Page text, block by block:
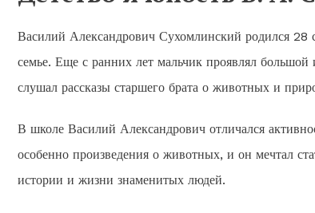
Василий Александрович Сухомлинский родился 28
семье. Еще с ранних лет мальчик проявлял
слушал рассказы старшего брата о животных и
В школе Василий Александрович отличался
особенно произведения о животных, и он мечтал
истории и жизни знаменитых людей.